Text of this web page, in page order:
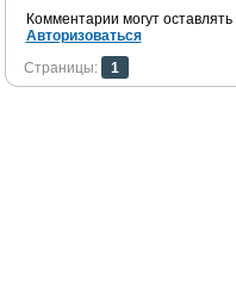
Комментарии могут
Авторизоваться
Страницы:
1